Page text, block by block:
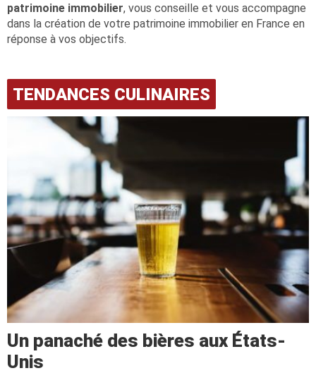
patrimoine immobilier, vous conseille et vous accompagne
dans la création de votre patrimoine immobilier en France en
réponse à vos objectifs.
TENDANCES CULINAIRES
Un panaché des bières aux États-
Unis